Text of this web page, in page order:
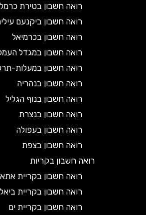
רואה חשבון בטירת כרמל
רואה חשבון ביקנעם עילית
רואה חשבון בכרמיאל
רואה חשבון במגדל העמק
רואה חשבון במעלות-תרשיחא
רואה חשבון בנהריה
רואה חשבון בנוף הגליל
רואה חשבון בנצרת
רואה חשבון בעפולה
רואה חשבון בצפת
רואה חשבון בקריות
רואה חשבון בקריית אתא
רואה חשבון בקריית ביאליק
רואה חשבון בקריית ים